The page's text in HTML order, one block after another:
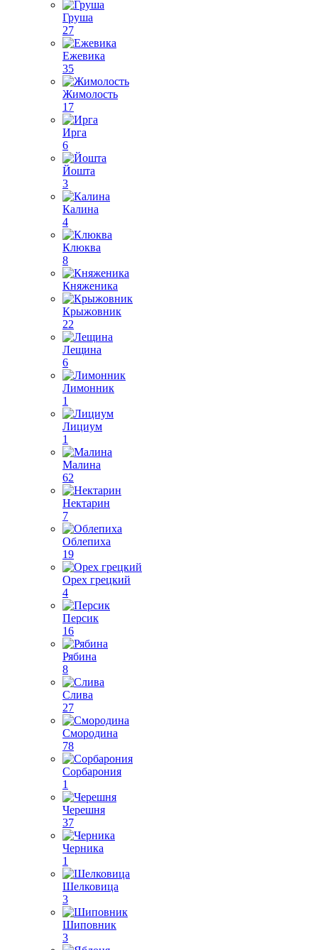
Груша
27
Ежевика
35
Жимолость
17
Ирга
6
Йошта
3
Калина
4
Клюква
8
Княженика
Крыжовник
22
Лещина
6
Лимонник
1
Лициум
1
Малина
62
Нектарин
7
Облепиха
19
Орех грецкий
4
Персик
16
Рябина
8
Слива
27
Смородина
78
Сорбарония
1
Черешня
37
Черника
1
Шелковица
3
Шиповник
3